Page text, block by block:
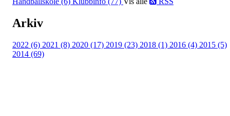
Arkiv
2022 (6) 2021 (8) 2020 (17) 2019 (23) 2018 (1) 2016 (4) 2015 (5)
2014 (69)